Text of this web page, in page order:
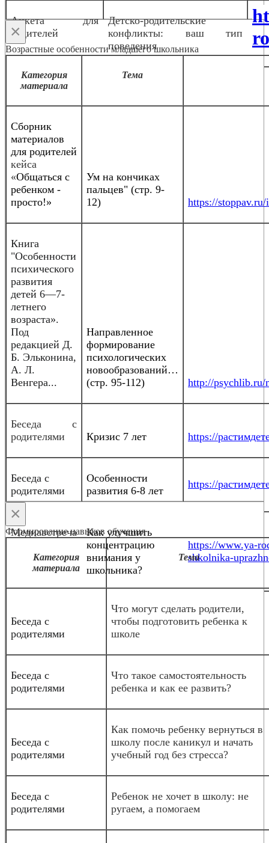
Анкета для
родителей
Детско-родительские
конфликты: ваш тип
поведения
×
Возрастные особенности младшего школьника
Категория
материала
Тема
Сборник
материалов
для родителей
кейса
«Общаться с
ребенком -
просто!»
Ум на кончиках
пальцев" (стр. 9-
12)
https://
Книга
"Особенности
психического
развития
детей 6—7-
летнего
возраста».
Под
редакцией Д.
Б. Эльконина,
А. Л.
Венгера...
Направленное
формирование
психологических
новообразований…
(стр. 95-112)
http://psychlib.ru/
Беседа с
родителями
Кризис 7 лет https://
Беседа с
родителями
Особенности
развития 6-8 лет
https://
Медиавстреча
Как улучшить
концентрацию
внимания у
школьника?
https://www.ya-
shkolnika-
×
Формирование навыков обучения
Категория
материала
Тема
Беседа с
родителями
Что могут сделать родители,
чтобы подготовить ребенка к
школе
Беседа с
родителями
Что такое самостоятельность
ребенка и как ее развить?
Беседа с
родителями
Как помочь ребенку вернуться в
школу после каникул и начать
учебный год без стресса?
Беседа с
родителями
Ребенок не хочет в школу: не
ругаем, а помогаем